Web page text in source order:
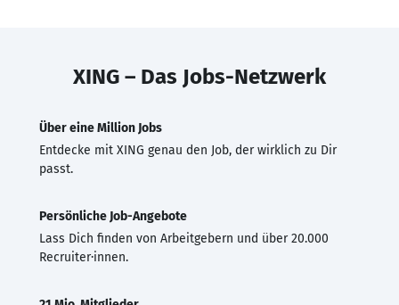
XING – Das Jobs-Netzwerk
Über eine Million Jobs
Entdecke mit XING genau den Job, der wirklich zu Dir
passt.
Persönliche Job-Angebote
Lass Dich finden von Arbeitgebern und über 20.000
Recruiter·innen.